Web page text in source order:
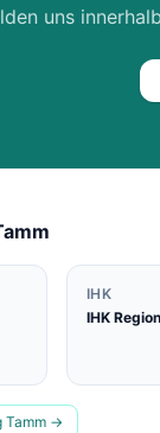
uns
IHK
IHK
Tamm →